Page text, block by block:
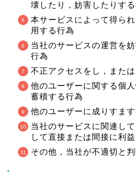
壊したり，妨害したりす
本サービスによって得ら
用する行為
当社のサービスの運営を
行為
不正アクセスをし，また
他のユーザーに関する個
蓄積する行為
他のユーザーに成りすま
当社のサービスに関連し
して直接または間接に利
その他，当社が不適切と